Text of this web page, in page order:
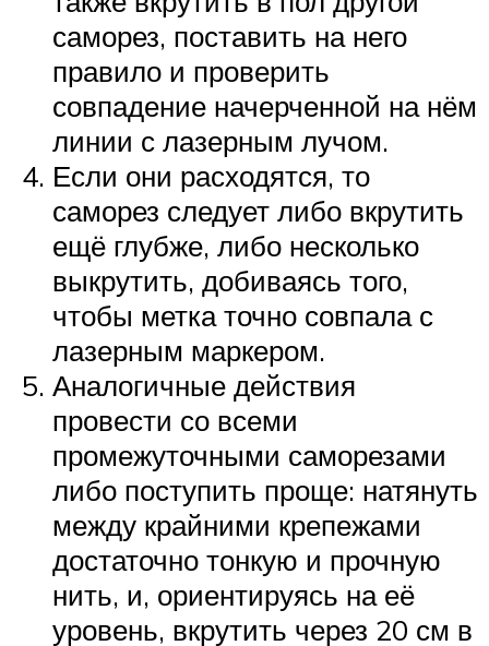
саморез, поставить на него
правило и проверить
совпадение начерченной на нём
линии с лазерным лучом.
Если они расходятся, то
саморез следует либо вкрутить
ещё глубже, либо несколько
выкрутить, добиваясь того,
чтобы метка точно совпала с
лазерным маркером.
Аналогичные действия
провести со всеми
промежуточными саморезами
либо поступить проще: натянуть
между крайними крепежами
достаточно тонкую и прочную
нить, и, ориентируясь на её
уровень, вкрутить через 20 см в